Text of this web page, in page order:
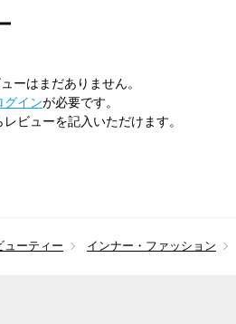
ーはまだありません。
グインが必要です。
レビューを記入いただけます。
ューティー インナー・ファッション